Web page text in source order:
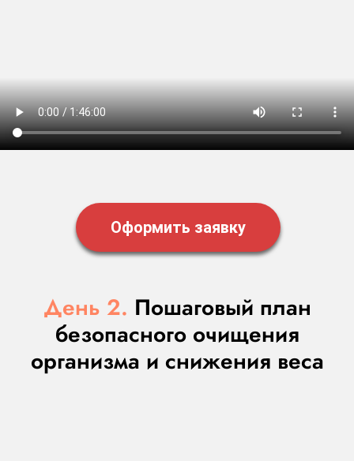
Оформить заявку
День 2. Пошаговый план
безопасного очищения
организма и снижения веса